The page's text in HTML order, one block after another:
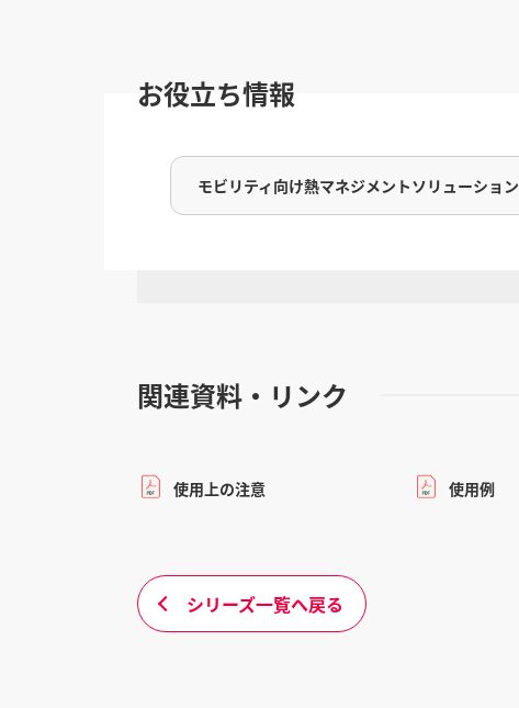
お役立ち情報
モビリティ向け熱マネジメントソリューション
関連資料・リンク
使用上の注意 使用例
シリーズ一覧へ戻る